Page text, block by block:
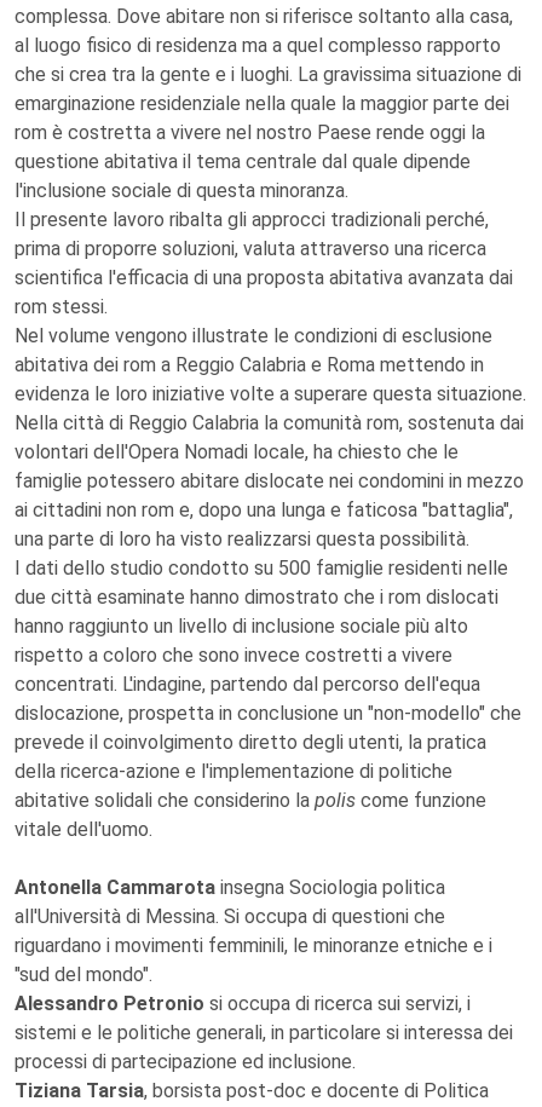
complessa. Dove abitare non si riferisce soltanto alla casa,
al luogo fisico di residenza ma a quel complesso rapporto
che si crea tra la gente e i luoghi. La gravissima situazione di
emarginazione residenziale nella quale la maggior parte dei
rom è costretta a vivere nel nostro Paese rende oggi la
questione abitativa il tema centrale dal quale dipende
l'inclusione sociale di questa minoranza.
Il presente lavoro ribalta gli approcci tradizionali perché,
prima di proporre soluzioni, valuta attraverso una ricerca
scientifica l'efficacia di una proposta abitativa avanzata dai
rom stessi.
Nel volume vengono illustrate le condizioni di esclusione
abitativa dei rom a Reggio Calabria e Roma mettendo in
evidenza le loro iniziative volte a superare questa situazione.
Nella città di Reggio Calabria la comunità rom, sostenuta dai
volontari dell'Opera Nomadi locale, ha chiesto che le
famiglie potessero abitare dislocate nei condomini in mezzo
ai cittadini non rom e, dopo una lunga e faticosa "battaglia",
una parte di loro ha visto realizzarsi questa possibilità.
I dati dello studio condotto su 500 famiglie residenti nelle
due città esaminate hanno dimostrato che i rom dislocati
hanno raggiunto un livello di inclusione sociale più alto
rispetto a coloro che sono invece costretti a vivere
concentrati. L'indagine, partendo dal percorso dell'equa
dislocazione, prospetta in conclusione un "non-modello" che
prevede il coinvolgimento diretto degli utenti, la pratica
della ricerca-azione e l'implementazione di politiche
abitative solidali che considerino la polis come funzione
vitale dell'uomo.
Antonella Cammarota insegna Sociologia politica
all'Università di Messina. Si occupa di questioni che
riguardano i movimenti femminili, le minoranze etniche e i
"sud del mondo".
Alessandro Petronio si occupa di ricerca sui servizi, i
sistemi e le politiche generali, in particolare si interessa dei
processi di partecipazione ed inclusione.
Tiziana Tarsia, borsista post-doc e docente di Politica